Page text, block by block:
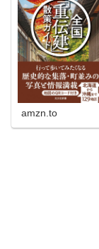
amzn.to